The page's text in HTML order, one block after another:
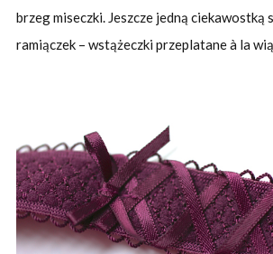
brzeg miseczki. Jeszcze jedną ciekawostką
ramiączek – wstążeczki przeplatane à la